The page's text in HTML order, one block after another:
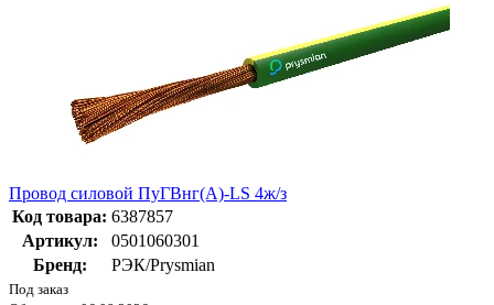
Провод силовой ПуГВнг(А)-LS 4ж/з
Код товара: 6387857
Артикул:
0501060301
Бренд:
РЭК/Prysmian
Под заказ